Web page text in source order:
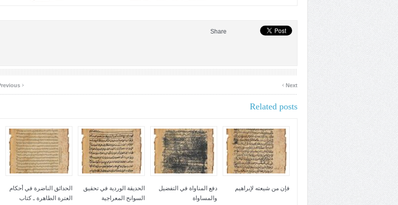
Share
‹ Next
›
Related posts
فإن من شيعته لإبراهيم
دفع المناواة في التفضيل
والمساواة
الحديقة الوردية في تحقيق
السوانح المعراجية
الحدائق الناضرة في أحكام
العترة الطاهرة ـ كتاب